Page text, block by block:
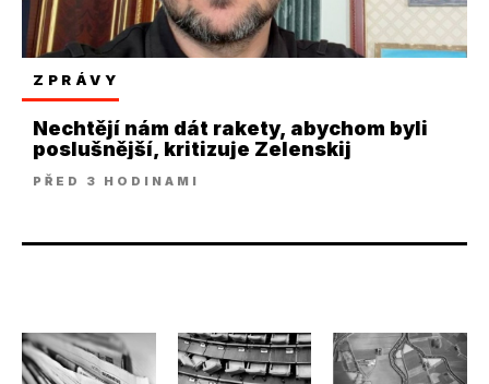
ZPRÁVY
Nechtějí nám dát rakety, abychom byli
poslušnější, kritizuje Zelenskij
PŘED 3 HODINAMI